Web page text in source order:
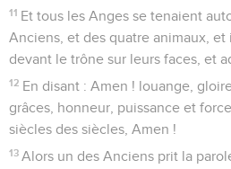
11 Et tous les Anges se tenaient
Anciens, et des quatre animaux, et
devant le trône sur leurs faces, et
12 En disant : Amen ! louange,
grâces, honneur, puissance et
siècles des siècles, Amen !
13 Alors un des Anciens prit la